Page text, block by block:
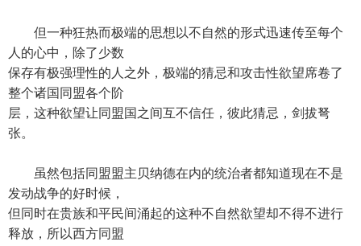
但一种狂热而极端的思想以不自然的形式迅速传至每个
人的心中，除了少数
保存有极强理性的人之外，极端的猜忌和攻击性欲望席卷了
整个诸国同盟各个阶
层，这种欲望让同盟国之间互不信任，彼此猜忌，剑拔弩
张。
虽然包括同盟盟主贝纳德在内的统治者都知道现在不是
发动战争的好时候，
但同时在贵族和平民间涌起的这种不自然欲望却不得不进行
释放，所以西方同盟